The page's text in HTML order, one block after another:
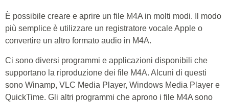
È possibile creare e aprire un file M4A in molti modi. Il modo
più semplice è utilizzare un registratore vocale Apple o
convertire un altro formato audio in M4A.
Ci sono diversi programmi e applicazioni disponibili che
supportano la riproduzione dei file M4A. Alcuni di questi
sono Winamp, VLC Media Player, Windows Media Player e
QuickTime. Gli altri programmi che aprono i file M4A sono